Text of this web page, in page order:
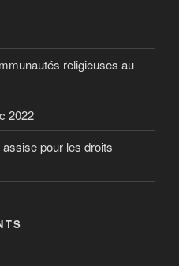
religieuses au
2022
pour les droits